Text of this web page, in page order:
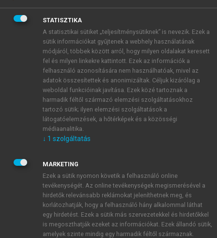
BELÉPÉS SAJÁT FIÓKKAL
ÚJ FIÓK LÉTREHOZÁSA
1 óra díjmentes hozzáférés
E-MAIL-CÍM
JELSZÓ
JELSZÓ ÚJRA
Kérek értesítést a MeRSZ újdonságairól, akcióiról.
STATISZTIKA
A statisztikai sütiket „teljesítménysütiknek” is nevezik. Ezek a
sütik információkat gyűjtenek a webhely használatának
módjáról, többek között arról, hogy milyen oldalakat keresett
fel és milyen linkekre kattintott. Ezek az információk a
felhasználó azonosítására nem használhatóak, mivel az
adatok összesítettek és anonimizáltak. Céljuk kizárólag a
weboldal funkcióinak javítása. Ezek közé tartoznak a
harmadik féltől származó elemzési szolgáltatásokhoz
tartozó sütik; ilyen elemzési szolgáltatások a
látogatóelemzések, a hőtérképek és a közösségi
médiaanalitika.
↓ 1 szolgáltatás
MARKETING
Ezek a sütik nyomon követik a felhasználó online
tevékenységét. Az online tevékenységek megismerésével a
hirdetők relevánsabb reklámokat jeleníthetnek meg, és
korlátozhatják, hogy a felhasználó hány alkalommal láthat
egy hirdetést. Ezek a sütik más szervezetekkel és hirdetőkkel
is megoszthatják ezeket az információkat. Ezek állandó sütik,
amelyek szinte mindig egy harmadik féltől származnak.